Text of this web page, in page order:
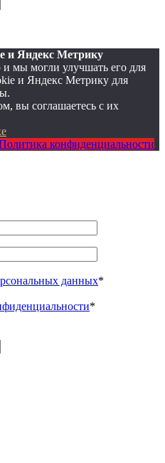
и Яндекс Метрику
и мы могли улучшать его для
и Яндекс Метрику для
вы соглашаетесь с их
конфиденциальности
данных*
*